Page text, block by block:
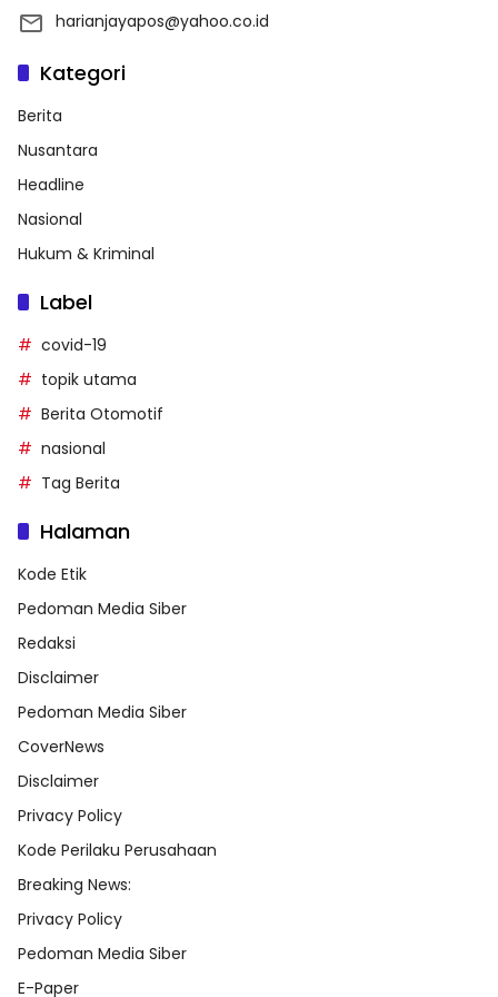
harianjayapos@yahoo.co.id
Kategori
Berita
Nusantara
Headline
Nasional
Hukum & Kriminal
Label
covid-19
topik utama
Berita Otomotif
nasional
Tag Berita
Halaman
Kode Etik
Pedoman Media Siber
Redaksi
Disclaimer
Pedoman Media Siber
CoverNews
Disclaimer
Privacy Policy
Kode Perilaku Perusahaan
Breaking News:
Privacy Policy
Pedoman Media Siber
E-Paper